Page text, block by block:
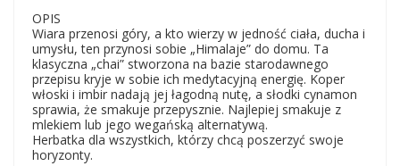
OPIS
Wiara przenosi góry, a kto wierzy w jedność ciała, ducha i
umysłu, ten przynosi sobie „Himalaje” do domu. Ta
klasyczna „chai” stworzona na bazie starodawnego
przepisu kryje w sobie ich medytacyjną energię. Koper
włoski i imbir nadają jej łagodną nutę, a słodki cynamon
sprawia, że smakuje przepysznie. Najlepiej smakuje z
mlekiem lub jego wegańską alternatywą.
Herbatka dla wszystkich, którzy chcą poszerzyć swoje
horyzonty.